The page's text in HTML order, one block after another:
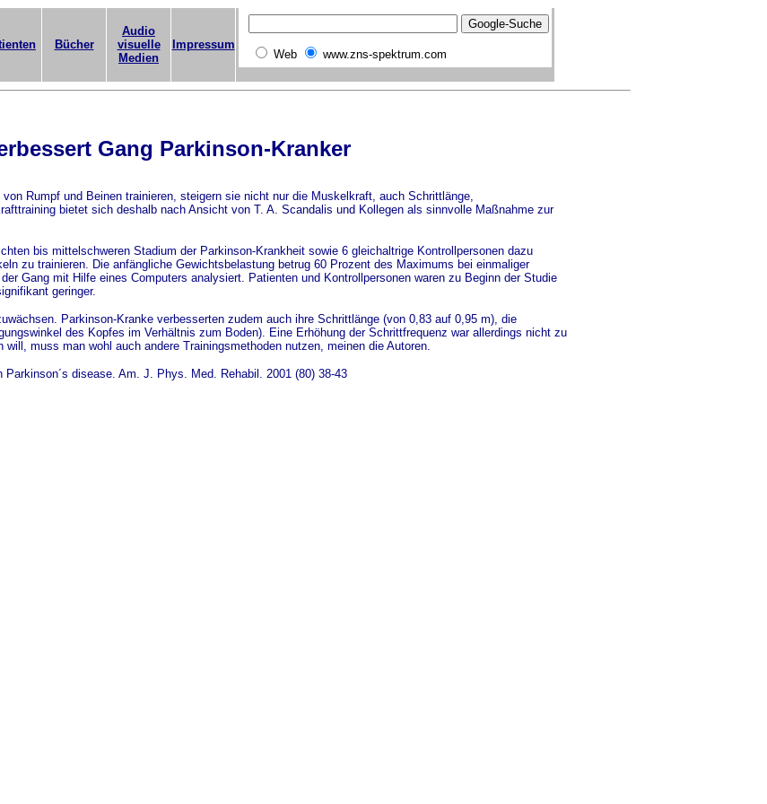
Bücher
Audio
visuelle
Medien
Impressum
Web www.zns-spektrum.com
Gang Parkinson-Kranker
Rumpf und Beinen trainieren, steigern sie nicht nur die Muskelkraft, auch Schrittlänge,
bietet sich deshalb nach Ansicht von T. A. Scandalis und Kollegen als sinnvolle Maßnahme zur
bis mittelschweren Stadium der Parkinson-Krankheit sowie 6 gleichaltrige Kontrollpersonen dazu
zu trainieren. Die anfängliche Gewichtsbelastung betrug 60 Prozent des Maximums bei einmaliger
Gang mit Hilfe eines Computers analysiert. Patienten und Kontrollpersonen waren zu Beginn der Studie
geringer.
Parkinson-Kranke verbesserten zudem auch ihre Schrittlänge (von 0,83 auf 0,95 m), die
des Kopfes im Verhältnis zum Boden). Eine Erhöhung der Schrittfrequenz war allerdings nicht zu
muss man wohl auch andere Trainingsmethoden nutzen, meinen die Autoren.
disease. Am. J. Phys. Med. Rehabil. 2001 (80) 38-43